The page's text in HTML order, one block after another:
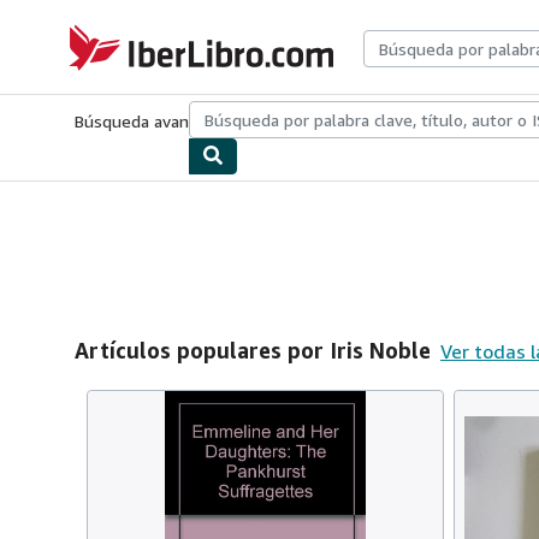
IberLibro.com
Búsqueda avanzadaColecciones Libros antiguosArte y
Artículos populares por Iris Noble Ver todas